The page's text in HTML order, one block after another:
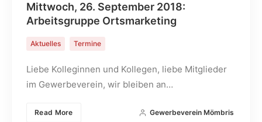
Mittwoch, 26. September 2018:
Arbeitsgruppe Ortsmarketing
Aktuelles Termine
Liebe Kolleginnen und Kollegen, liebe Mitglieder
im Gewerbeverein, wir bleiben an…
Read More Gewerbeverein Mömbris